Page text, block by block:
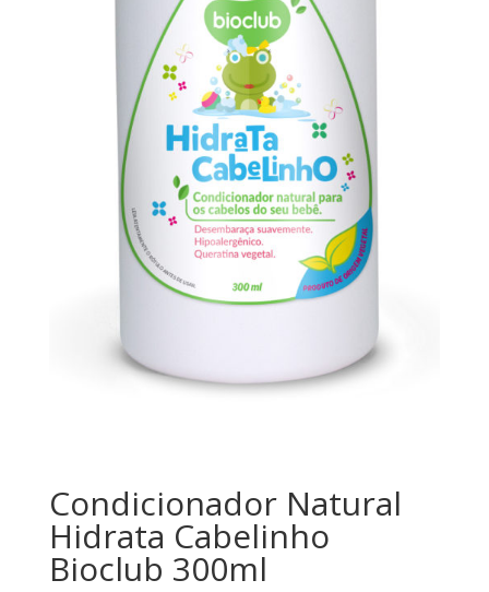
Condicionador Natural
Hidrata Cabelinho
Bioclub 300ml